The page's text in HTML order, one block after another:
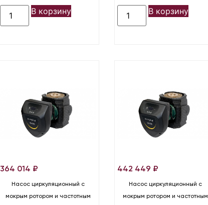
В корзину В корзину
364 014 ₽
Насос циркуляционный с
мокрым ротором и частотным
442 449 ₽
Насос циркуляционный с
мокрым ротором и частотным